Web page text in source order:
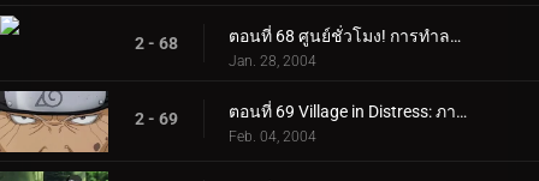
2 - 68 ตอนที่ 68 ศูนย์ชั่วโมง! การทำลายล้างหมู่บ้านใบไม้ที่ซ่อนอยู่เริ่มต้นขึ้นแล้ว!
Jan. 28, 2004
2 - 69 ตอนที่ 69 Village in Distress: ภารกิจระดับ A ใหม่!
Feb. 04, 2004